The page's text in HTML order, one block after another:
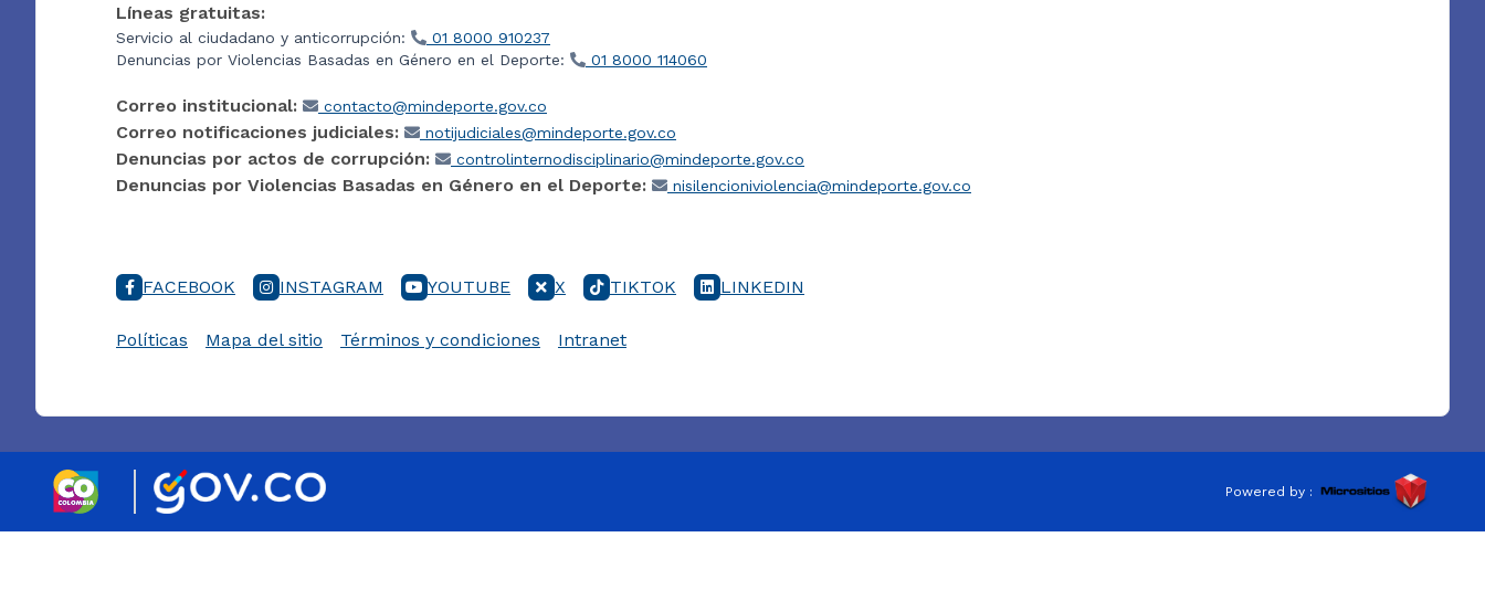
Líneas gratuitas:
Servicio al ciudadano y anticorrupción:
01 8000 910237
Denuncias por Violencias Basadas en Género en el Deporte:
01 8000 114060
Correo institucional: contacto@mindeporte.gov.co
Correo notificaciones judiciales: notijudiciales@mindeporte.gov.co
Denuncias por actos de corrupción: controlinternodisciplinario@mindeporte.gov.co
Denuncias por Violencias Basadas en Género en el Deporte: nisilencioniviolencia@mindeporte.gov.co
FACEBOOK INSTAGRAM YOUTUBE X TIKTOK LINKEDIN
Políticas Mapa del sitio Términos y condiciones Intranet
Powered by :